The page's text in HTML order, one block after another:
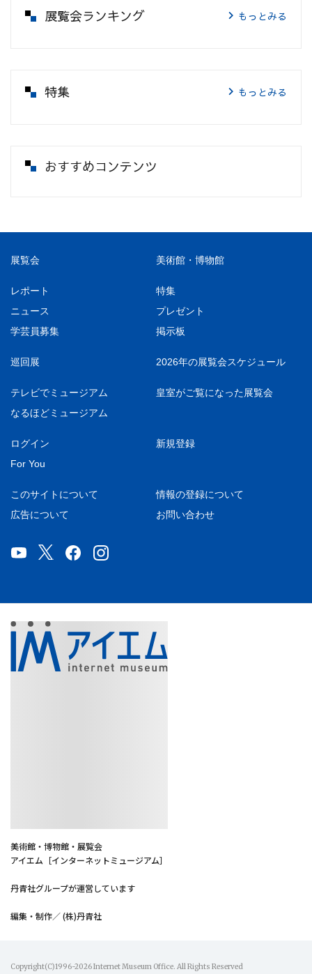
展覧会ランキング もっとみる
特集 もっとみる
おすすめコンテンツ
展覧会 美術館・博物館
レポート
特集
ニュース
プレゼント
学芸員募集
掲示板
巡回展 2026年の展覧会スケジュール
テレビでミュージアム
皇室がご覧になった展覧会
なるほどミュージアム
ログイン
新規登録
For You
このサイトについて
情報の登録について
広告について
お問い合わせ
美術館・博物館・展覧会
アイエム［インターネットミュージアム］
丹青社グループが運営しています
編集・制作／ (株)丹青社
Copyright(C)1996-2026 Internet Museum Office. All Rights Reserved